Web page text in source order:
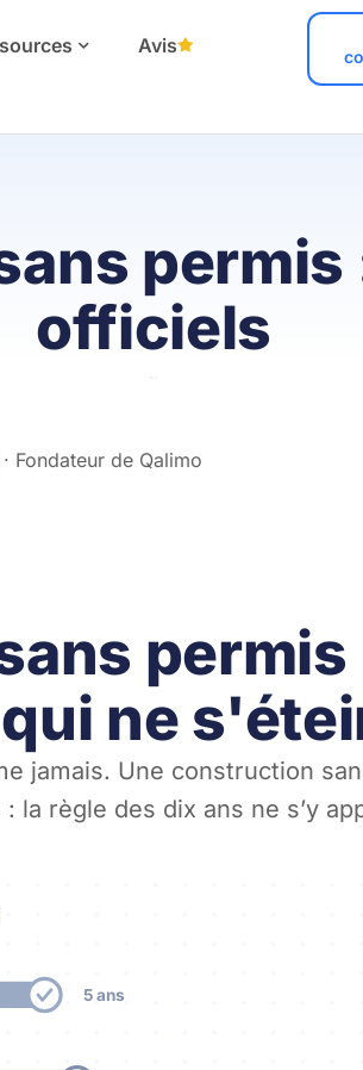
Avis
permis
officiels
Fondateur de Qalimo
permis
ne
jamais. Une construction
la règle des dix ans ne s’y
5 ans